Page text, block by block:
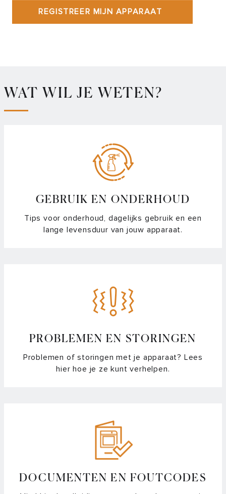
REGISTREER MIJN APPARAAT
WAT WIL JE WETEN?
GEBRUIK EN ONDERHOUD
Tips voor onderhoud, dagelijks gebruik en een
lange levensduur van jouw apparaat.
PROBLEMEN EN STORINGEN
Problemen of storingen met je apparaat? Lees
hier hoe je ze kunt verhelpen.
DOCUMENTEN EN FOUTCODES